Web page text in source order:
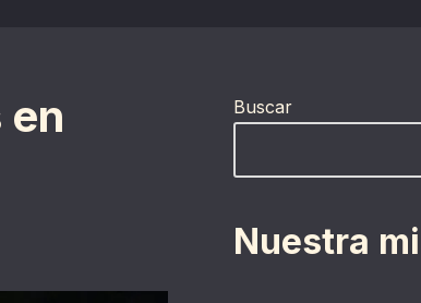
en
Buscar
Nuestra